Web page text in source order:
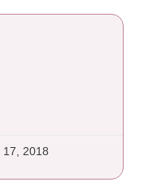
17, 2018